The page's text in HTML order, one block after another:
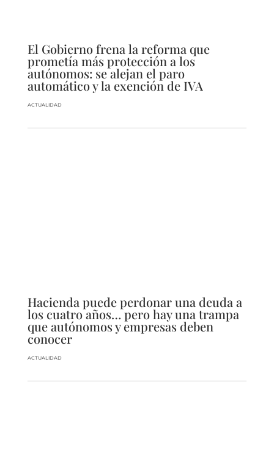
El Gobierno frena la reforma que
prometía más protección a los
autónomos: se alejan el paro
automático y la exención de IVA
ACTUALIDAD
Hacienda puede perdonar una deuda a
los cuatro años… pero hay una trampa
que autónomos y empresas deben
conocer
ACTUALIDAD